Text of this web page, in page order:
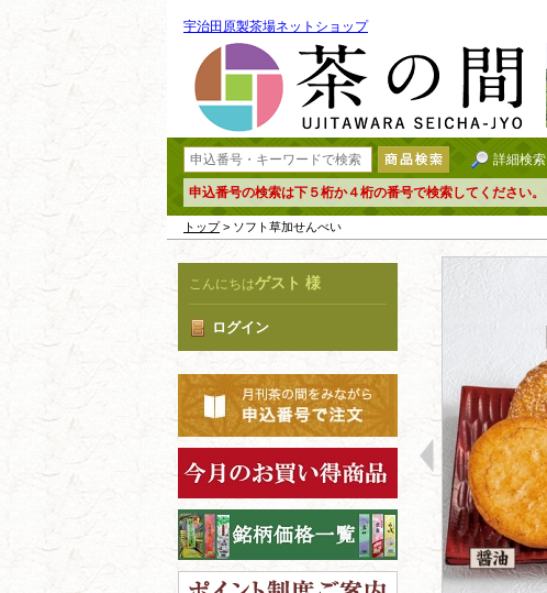
宇治田原製茶場ネットショップ
詳細検索
申込番号の検索は下５桁か４桁の番号で検索してください。
トップ> ソフト草加せんべい
こんにちはゲスト 様
ログイン